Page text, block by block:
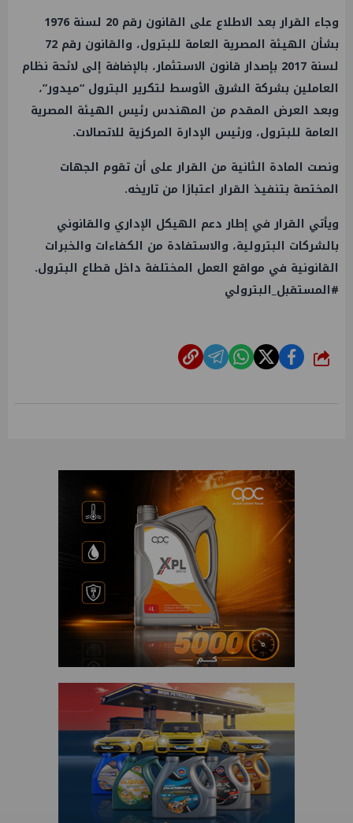
وجاء القرار بعد الاطلاع على القانون رقم 20 لسنة 1976
بشأن الهيئة المصرية العامة للبترول، والقانون رقم 72
لسنة 2017 بإصدار قانون الاستثمار، بالإضافة إلى لائحة نظام
العاملين بشركة الشرق الأوسط لتكرير البترول “ميدور”،
وبعد العرض المقدم من المهندس رئيس الهيئة المصرية
العامة للبترول، ورئيس الإدارة المركزية للاتصالات.
ونصت المادة الثانية من القرار على أن تقوم الجهات
المختصة بتنفيذ القرار اعتبارًا من تاريخه.
ويأتي القرار في إطار دعم الهيكل الإداري والقانوني
بالشركات البترولية، والاستفادة من الكفاءات والخبرات
القانونية في مواقع العمل المختلفة داخل قطاع البترول.
#المستقبل_البترولي
شارك